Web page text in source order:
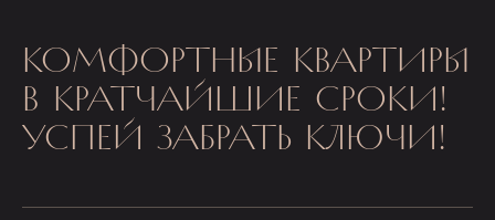
КОМФОРТНЫЕ КВАРТИРЫ
В КРАТЧАЙШИЕ СРОКИ!
УСПЕЙ ЗАБРАТЬ КЛЮЧИ!